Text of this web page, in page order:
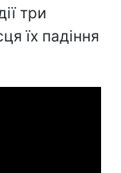
три
їх падіння